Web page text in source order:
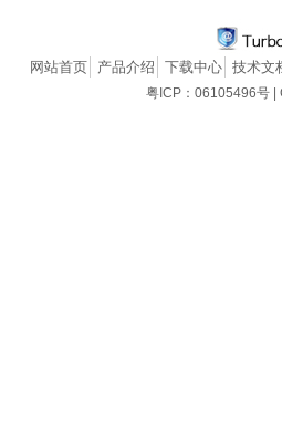
网站首页 产品介绍 下载中心 技术文
粤ICP：06105496号 |